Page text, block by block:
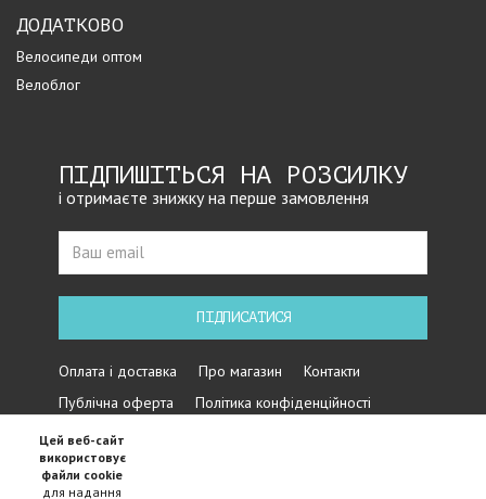
ДОДАТКОВО
Велосипеди оптом
Велоблог
ПІДПИШІТЬСЯ НА РОЗСИЛКУ
і отримаєте знижку на перше замовлення
ПІДПИСАТИСЯ
Оплата і доставка Про магазин
Контакти
Публічна оферта
Політика конфіденційності
Цей веб-сайт
використовує
файли cookie
для надання